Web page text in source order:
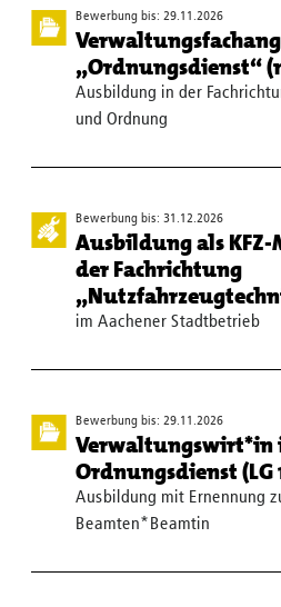
Bewerbung bis: 29.11.2026
„Ordnungsdienst“
Ausbildung in der
und Ordnung
Bewerbung bis: 31.12.2026
Ausbildung als
der Fachrichtung
im Aachener Stadtbetrieb
Bewerbung bis: 29.11.2026
Verwaltungswirt*in
Ordnungsdienst (LG
Ausbildung mit Ernennung
Beamten*Beamtin